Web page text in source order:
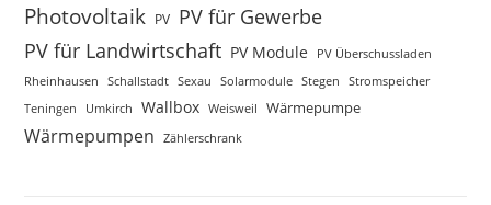
Photovoltaik PV PV für Gewerbe
PV für Landwirtschaft PV Module
PV Überschussladen
Rheinhausen
Schallstadt Sexau Solarmodule Stegen
Stromspeicher
Teningen
Umkirch Wallbox Weisweil Wärmepumpe
Wärmepumpen Zählerschrank